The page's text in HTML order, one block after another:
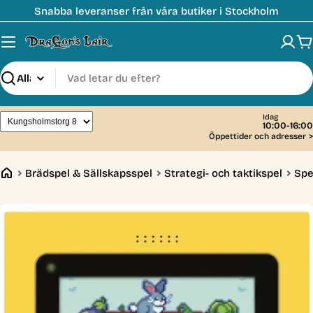
till
innehåll
Snabba leveranser från våra butiker i Stockholm
Sök
Idag
10:00-16:00
Öppettider och adresser >
Brädspel & Sällskapsspel Strategi- och taktikspel